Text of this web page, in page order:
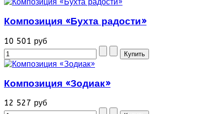
Композиция «Бухта радости»
10 501 руб
Композиция «Зодиак»
12 527 руб